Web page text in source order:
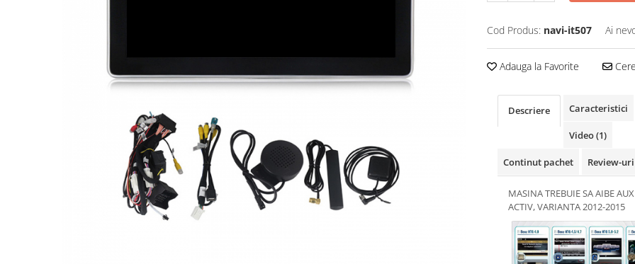
Cod Produs: navi-it507 Ai
Adauga la Favorite
Descriere Caracteristici
Video(1)
Continut pachet Review-
MASINA TREBUIE SA AIBE
ACTIV, VARIANTA 2012-2015